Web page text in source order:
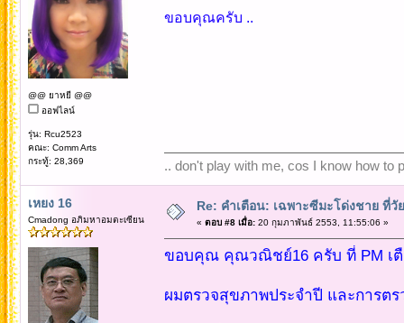
@@ ยาหยี @@
ออฟไลน์
รุ่น: Rcu2523
คณะ: Comm Arts
กระทู้: 28,369
ขอบคุณครับ ..
.. don't play with me, cos I know how to
เหยง 16
Cmadong อภิมหาอมตะเซียน
Re: คำเตือน: เฉพาะซีมะโด่งชาย ที่
« ตอบ #8 เมื่อ:20 กุมภาพันธ์ 2553, 11:55:06 »
ขอบคุณ คุณวณิชย์16 ครับ ที่ PM เตื
ผมตรวจสุขภาพประจำปี และการต